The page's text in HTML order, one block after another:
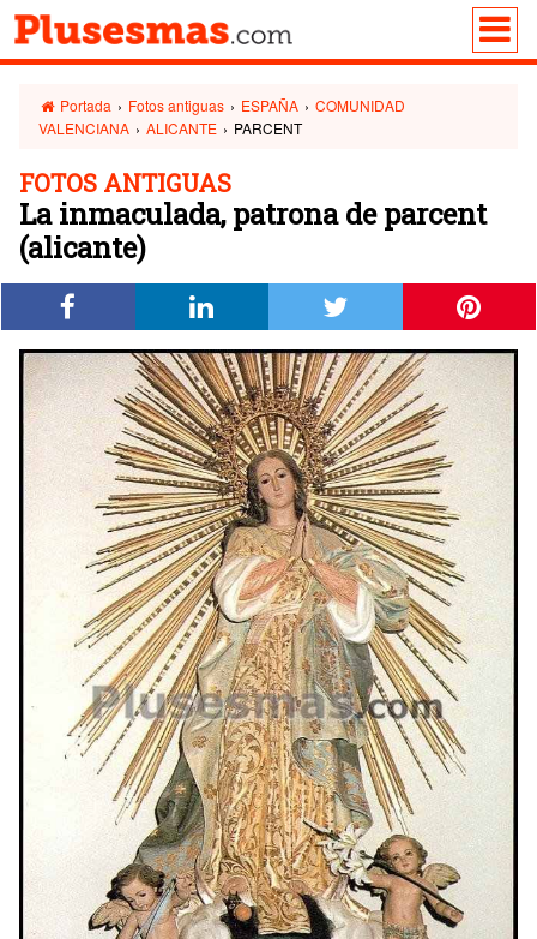
Portada › Fotos antiguas › ESPAÑA › COMUNIDAD
VALENCIANA › ALICANTE › PARCENT
FOTOS ANTIGUAS
La inmaculada, patrona de parcent
(alicante)